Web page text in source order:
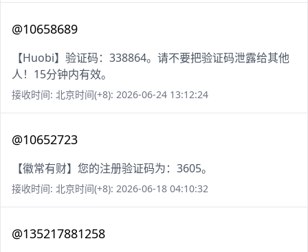
@10658689
【Huobi】验证码：338864。请不要把验证码泄露给其他
人！15分钟内有效。
接收时间: 北京时间(+8): 2026-06-24 13:12:24
@10652723
【徽常有财】您的注册验证码为：3605。
接收时间: 北京时间(+8): 2026-06-18 04:10:32
@135217881258